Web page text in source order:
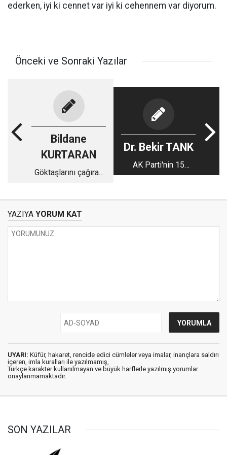
ederken, iyi ki cennet var iyi ki cehennem var diyorum.
Önceki ve Sonraki Yazılar
Bildane
KURTARAN
Göktaşlarını çağıran
Dr. Bekir TANK
AK Parti'nin 15
Temmuz ile imtihanı
YAZIYA YORUM KAT
UYARI: Küfür, hakaret, rencide edici cümleler veya imalar, inançlara saldırı
içeren, imla kuralları ile yazılmamış,
Türkçe karakter kullanılmayan ve büyük harflerle yazılmış yorumlar
onaylanmamaktadır.
SON YAZILAR